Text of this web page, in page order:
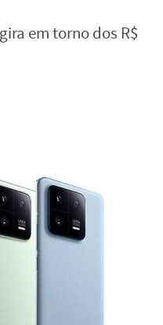
em torno dos R$